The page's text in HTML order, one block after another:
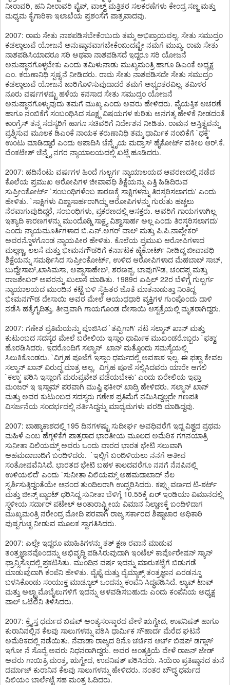
ನೀರಾವರಿ, ಹನಿ ನೀರಾವರಿ ಪೈಪ್, ವಾಲ್ವ್ ಮತ್ತಿತರ ಸಲಕರಣೆಗಳು ಕೇಂದ್ರ ಸಣ್ಣ ಮತ್ತು
ಮಧ್ಯಮ ಕೈಗಾರಿಕಾ ಇಲಾಖೆಯ ಪ್ರಶಂಸೆಗೆ ಪಾತ್ರವಾದವು.
2007: ರಾಮ ಸೇತು ನಾಶಪಡಿಸಬೇಕೆಂಬುದು ತಮ್ಮ ಅಭಿಪ್ರಾಯವಲ್ಲ. ಸೇತು ಸಮುದ್ರಂ
ಕಡಲ್ಗಾಲುವೆ ಯೋಜನೆ ಅನುಷ್ಠಾನವಾಗಬೇಕೆಂಬುದಷ್ಟೇ ನಮಗೆ ಮುಖ್ಯ. ರಾಮ ಸೇತು
ನಾಶಪಡಿಸಿಯಾದರೂ ಸರಿ ಅಥವಾ ನಾಶಪಡಿಸದೆ ಇದ್ದರೂ ಸರಿ ಯೋಜನೆ
ಅನುಷ್ಠಾನಗೊಳ್ಳಬೇಕು ಎಂದು ತಮಿಳುನಾಡು ಮುಖ್ಯಮಂತ್ರಿ ಹಾಗೂ ಡಿಎಂಕೆ ಅಧ್ಯಕ್ಷ
ಎಂ. ಕರುಣಾನಿಧಿ ಸ್ಪಷ್ಟನೆ ನೀಡಿದರು. ರಾಮ ಸೇತು ನಾಶಪಡಿಸದೇ ಸೇತು ಸಮುದ್ರಂ
ಕಡಲ್ಗಾಲುವೆ ಯೋಜನೆ ಜಾರಿಗೊಳಿಸುವುದಾದರೆ ತಮಗೆ ಅಭ್ಯಂತರವಿಲ್ಲ. ತಮಿಳರ
ನೂರು ವರ್ಷಗಳಷ್ಟು ಹಳೆಯ ಕನಸಾದ ಸೇತು ಸಮುದ್ರಂ ಯೋಜನೆ
ಅನುಷ್ಠಾನಗೊಳ್ಳುವುದು ತಮಗೆ ಮುಖ್ಯ ಎಂದು ಅವರು ಹೇಳಿದರು. ವೈಯಕ್ತಿಕ ಆಚರಣೆ
ಹಾಗೂ ನಂಬಿಕೆಗೆ ಸಂಬಂಧಿಸಿದ ಸೂಕ್ಷ್ಮ ವಿಷಯಗಳ ಕುರಿತು ಅನಗತ್ಯ ಹೇಳಿಕೆ ನೀಡದಂತೆ
ಕಾಂಗ್ರೆಸ್ ತನ್ನ ಸದಸ್ಯರಿಗೆ ಹಾಗೂ ಸಚಿವರಿಗೆ ನಿರ್ದೇಶನ ನೀಡಿತು. ರಾಮನ ಅಸ್ತಿತ್ವವನ್ನು
ಪ್ರಶ್ನಿಸುವ ಮೂಲಕ ಡಿಎಂಕೆ ನಾಯಕ ಕರುಣಾನಿಧಿ ತಮ್ಮ ಧಾರ್ಮಿಕ ನಂಬಿಕೆಗೆ `ಧಕ್ಕೆ'
ಉಂಟು ಮಾಡಿದ್ದಾರೆ ಎಂದು ಆಪಾದಿಸಿ ಚೆನ್ನೈಯ ಮದ್ರಾಸ್ ಹೈಕೋರ್ಟ್ ವಕೀಲ ಆರ್.ಕೆ.
ವೆಂಕಟೇಶ್ ಚೆನ್ನೈ ನಗರ ನ್ಯಾಯಾಲಯದಲ್ಲಿ ಖಟ್ಲೆ ಹೂಡಿದರು.
2007: ಹದಿನೆಂಟು ವರ್ಷಗಳ ಹಿಂದೆ ಗುಲ್ಬರ್ಗ ನ್ಯಾಯಾಲಯದ ಆವರಣದಲ್ಲಿ ನಡೆದ
ಕೊಲೆಯ ಪ್ರಮುಖ ಆರೋಪಿಗಳ ಜೀವಾವಧಿ ಶಿಕ್ಷೆಯನ್ನು ಎತ್ತಿ ಹಿಡಿದಿರುವ
ಸುಪ್ರೀಂಕೋರ್ಟ್ `ಸಂಬಂಧಿಗಳೆಂಬ ಕಾರಣಕ್ಕೆ ಸಾಕ್ಷಿಗಳನ್ನು ತಿರಸ್ಕರಿಸಲಾಗದು' ಎಂದು
ಹೇಳಿತು. `ಸಾಕ್ಷಿಗಳು ವಿಶ್ವಾಸಾರ್ಹರಾಗಿದ್ದು ಆರೋಪಿಗಳನ್ನು ಗುರುತು ಹಚ್ಚಲು
ನೆರವಾಗುವುದಿದ್ದರೆ, ಸಂಬಂಧಿಗಳು, ಪ್ರಕರಣದಲ್ಲಿ ಆಸಕ್ತರು. ಅವರಿಗೆ ಗಾಯಗಳಾಗಿಲ್ಲ
ಇತ್ಯಾದಿ ಕಾರಣಗಳನ್ನು ಮುಂದೊಡ್ಡಿ ಸಾಕ್ಷ್ಯ ವಿಶ್ವಾಸಾರ್ಹ ಅಲ್ಲ ಎಂದು ತಿರಸ್ಕರಿಸಲಾಗದು'
ಎಂದು ನ್ಯಾಯಮೂರ್ತಿಗಳಾದ ಬಿ.ಎನ್.ಅಗರ್ ವಾಲ್ ಮತ್ತು ಪಿ.ಪಿ.ನಾವ್ಲೇಕರ್
ಅವರನ್ನೊಳಗೊಂಡ ನ್ಯಾಯಪೀಠ ಹೇಳಿತು. ಕೊಲೆಯ ಪ್ರಮುಖ ಆರೋಪಿಗಳಾದ
ಮಲ್ಲಣ್ಣ, ಲಲಸೆ ಮತ್ತು ಭೀಮನಗೌಡರಿಗೆ ಕರ್ನಾಟಕ ಹೈಕೋರ್ಟ್ ನೀಡಿದ್ದ ಜೀವಾವಧಿ
ಶಿಕ್ಷೆಯನ್ನು ಸಮರ್ಥಿಸಿದ ಸುಪ್ರೀಂಕೋರ್ಟ್, ಉಳಿದ ಆರೋಪಿಗಳಾದ ಮೆಹಬಾಬ್ ಸಾಬ್,
ಬುದ್ದೇಸಾಬ್,ಖಾಸಿಮಸಾ, ಅಪ್ಪಾಸಾಹೇಬ್, ಶರಣಪ್ಪ, ಬಾಪುಗೌಡ, ಚಂದಪ್ಪ ಮತ್ತು
ರಾಜಶೇಖರ್ ಅವರನ್ನು ಖುಲಾಸೆ ಮಾಡಿತು. 1989ರ ಏಪ್ರಿಲ್ 22ರ ಬೆಳಿಗ್ಗೆ ಗುಲ್ಬರ್ಗ
ನ್ಯಾಯಾಲಯದ ಮುಂದಿನ ಕಟ್ಟೆ ಬಳಿ ಸ್ನೆಹಿತರ ಜೊತೆ ಮಾತನಾಡುತ್ತಾ ನಿಂತಿದ್ದ
ಭೀಮನಗೌಡ ದೇಸಾಯಿ ಅವರ ಮೇಲೆ ಆಯುಧಧಾರಿ ವ್ಯಕ್ತಿಗಳ ಗುಂಪೊಂದು ದಾಳಿ
ನಡೆಸಿ ಹತ್ಯೆಗೈದಿತ್ತು. ತೀವ್ರವಾಗಿ ಗಾಯಗೊಂಡ ದೇಸಾಯಿ ಆಸ್ಪತ್ರೆಯಲ್ಲಿ ಮೃತರಾಗಿದ್ದರು.
2007: ಗಣೇಶ ಪ್ರತಿಮೆಯನ್ನು ಪೂಜಿಸಿದ `ತಪ್ಪಿಗಾಗಿ' ನಟ ಸಲ್ಮಾನ್ ಖಾನ್ ಮತ್ತು
ಕುಟುಂಬದ ಸದಸ್ಯರ ಮೇಲೆ ಬರೇಲಿಯ ಇಸ್ಲಾಂ ಧಾರ್ಮಿಕ ಮುಖಂಡರೊಬ್ಬರು `ಫತ್ವಾ'
ಹೊರಡಿಸಿದರು. ಇದರೊಂದಿಗೆ ಸಲ್ಮಾನ್ ಖಾನ್ ಮತ್ತೊಂದು ಸಮಸ್ಯೆಯಲ್ಲಿ
ಸಿಲುಕಿಕೊಂಡರು. `ವಿಗ್ರಹ ಪೂಜೆಗೆ ಇಸ್ಲಾಂ ಧರ್ಮದಲ್ಲಿ ಅವಕಾಶ ಇಲ್ಲ. ಈ ಫತ್ವಾ ಕೇವಲ
ಸಲ್ಮಾನ್ ಖಾನ್ ವಿರುದ್ಧ ಮಾತ್ರ ಅಲ್ಲ, ವಿಗ್ರಹ ಪೂಜೆ ಸಲ್ಲಿಸಿದವರು ಯಾರೇ ಆಗಲಿ
`ಕಲ್ಮಾ' ಪಠಿಸಿ ಇಸ್ಲಾಂಗೆ ಮರುಪ್ರವೇಶ ಪಡೆಯಬೇಕು' ಎಂದು ಬರೇಲಿಯ ಇಫ್ತಾ
ಮಂಜರ್ ಇ ಇಸ್ಲಾಮ್ ಪರವಾಗಿ ಮುಫ್ತಿ ಫಕೀರ್ ಖಾದ್ರಿ ಹೇಳಿದರು. ಸಲ್ಮಾನ್ ಖಾನ್
ಮತ್ತು ಅವರ ಕುಟುಂಬದ ಸದಸ್ಯರು ಗಣೇಶ ಪ್ರತಿಮೆಗೆ ನಮಿಸಿದ್ದಲ್ಲದೇ ಗಣಪತಿ
ವಿಸರ್ಜನೆಯ ಸಂದರ್ಭದಲ್ಲಿ ನರ್ತಿಸಿದ್ದನ್ನು ಮಾಧ್ಯಮಗಳು ವರದಿ ಮಾಡಿದ್ದವು.
2007: ಬಾಹ್ಯಾಕಾಶದಲ್ಲಿ 195 ದಿನಗಳಷ್ಟು ಸುದೀರ್ಘ ಅವಧಿವರೆಗೆ ಇದ್ದ ವಿಶ್ವದ ಪ್ರಥಮ
ಮಹಿಳೆ ಎಂಬ ಹೆಗ್ಗಳಿಕೆಗೆ ಪಾತ್ರರಾದ ಭಾರತೀಯ ಮೂಲದ ಅಮೆರಿಕ ಗಗನಯಾತ್ರಿ
ಸುನೀತಾ ವಿಲಿಯಮ್ಸ್ ಅವರು ಒಂದು ವಾರದ ಭಾರತ ಭೇಟಿ ಸಲುವಾಗಿ
ಅಹಮದಾಬಾದಿಗೆ ಬಂದಿಳಿದರು. `ಇಲ್ಲಿಗೆ ಬಂದಿಳಿಯಲು ನನಗೆ ಅತೀವ
ಸಂತೋಷವೆನಿಸಿದೆ. ಭಾರತದ ಭೇಟಿ ಬಹಳ ಕಾಲದವರೆಗೂ ನನಗೆ ನೆನಪಿನಲ್ಲಿ
ಉಳಿಯಲಿದೆ' ಎಂದು `ಸುನೀತಾ ವಿಲಿಯಮ್ಸ್ ಅಹಮದಾಬಾದ್ ನೆಲ
ಸ್ಪರ್ಶಿಸುತ್ತಿದ್ದಂತೆಯೇ ಆನಂದ ತುಂದಿಲರಾಗಿ ಉದ್ಘರಿಸಿದರು. ಕಪ್ಪು ವರ್ಣದ ಟಿ-ಶರ್ಟ್
ಮತ್ತು ಜೀನ್ಸ್ ಪ್ಯಾಂಟ್ ಧರಿಸಿದ್ದ ಸುನೀತಾ ಬೆಳಿಗ್ಗೆ 10.55ಕ್ಕೆ ಏರ್ ಇಂಡಿಯಾ ವಿಮಾನದಲ್ಲಿ
ಸ್ಥಳೀಯ ಸರ್ದಾರ್ ಪಟೇಲ್ ಅಂತಾರಾಷ್ಟ್ರೀಯ ವಿಮಾನ ನಿಲ್ದಾಣಕ್ಕೆ ಬಂದಿಳಿದಾಗ
ಮುಖ್ಯಮಂತ್ರಿ ನರೇಂದ್ರ ಮೋದಿ ಪರವಾಗಿ ರಾಜ್ಯ ಸರ್ಕಾರದ ಶಿಷ್ಟಾಚಾರ ಅಧಿಕಾರಿ
ಪುಷ್ಪಗುಚ್ಛ ನೀಡುವ ಮೂಲಕ ಸ್ವಾಗತಿಸಿದರು.
2007: ಎಲ್ಲೇ ಇದ್ದರೂ ಮಾಹಿತಿಗಳನ್ನು ತತ್ ಕ್ಷಣ ರವಾನೆ ಮಾಡುವ
ತಂತ್ರಜ್ಞಾನವೊಂದನ್ನು ಅಭಿವೃದ್ಧಿ ಪಡಿಸಿರುವುದಾಗಿ ಇಂಟೆಲ್ ಕಾರ್ಪೊರೇಷನ್ ಸ್ಯಾನ್
ಫ್ರಾನ್ಸಿಸ್ಕೊದಲ್ಲಿ ಪ್ರಕಟಿಸಿತು. ಮುಂದಿನ ವರ್ಷ ಇದನ್ನು ಮಾರುಕಟ್ಟೆಗೆ ಬಿಡುಗಡೆ
ಮಾಡುವುದಾಗಿ ಕಂಪೆನಿ ಹೇಳಿತು. ವೈಫೈ ಮತ್ತು ವೈಮ್ಯಾಕ್ಸ್ ತಂತ್ರಜ್ಞಾನ ಎರಡನ್ನೂ
ಬಳಸಿಕೊಂಡು ಸಂಯುಕ್ತ ಮಾಡ್ಯೂಲ್ ಒಂದನ್ನು ಕಂಪೆನಿ ಸಿದ್ಧಪಡಿಸಿದೆ. ಲ್ಯಾಪ್ ಟಾಪ್
ಮತ್ತು ಅಲ್ಟ್ರಾಮೊಬೈಲುಗಳಿಗೆ ಇದನ್ನು ಅಳವಡಿಸಬಹುದು ಎಂದು ಕಂಪೆನಿಯ ಅಧ್ಯಕ್ಷ
ಪಾಲ್ ಒಟೆಲಿನಿ ತಿಳಿಸಿದರು.
2007: ಕ್ರೈಸ್ತ ಧರ್ಮದ ಬಿಷಪ್ ಅಂತ್ಯಸಂಸ್ಕಾರದ ವೇಳೆ ಋಗ್ವೇದ, ಉಪನಿಷತ್ ಹಾಗೂ
ಕುರಾನಿನಲ್ಲಿನ ಕೆಲವು ಸಾಲುಗಳನ್ನು ಪಠಿಸಿ ಧಾರ್ಮಿಕ ಸೌಹಾರ್ದ ಮೆರೆದ ಘಟನೆ
ಅಮೆರಿಕದಲ್ಲಿ ನಡೆಯಿತು. ನೆವಾಡಾ ರಾಜ್ಯದ ರಿನೊ ಚರ್ಚಿನ ಆರ್ಚ್ ಬಿಷಪ್ ಡಗ್ಲಾಸ್
ಇಗೋ ನೆ ಸೊವೈ ಅವರು ನಿಧನರಾಗಿದ್ದರು. ಅವರ ಅಂತ್ಯಕ್ರಿಯೆ ವೇಳೆ ರಾಜನ್ ಜೇಡ್
ಅವರು ಗಾಯಿತ್ರಿ ಮಂತ್ರ, ಋಗ್ವೇದ, ಉಪನಿಷತ್ ಪಠಿಸಿದರು. ಸಿಯೆರಾ ಪ್ರತಿಷ್ಠಾನದ ತುನೆ
ದರ್ಮಾಜ್ ಕುರಾನಿನ ಕೆಲವು ಸಾಲುಗಳನ್ನು ಹೇಳಿದರು. ನಂತರ ಬೌದ್ಧ ಧರ್ಮದ
ವಿಲಿಯಂ ಬಾರ್ಲೆಟ್ಟೆ ಸಹ ಮಂತ್ರ ಓದಿದರು.